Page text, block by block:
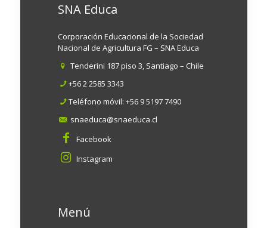
SNA Educa
Corporación Educacional de la Sociedad
Nacional de Agricultura FG – SNA Educa
Tenderini 187 piso 3, Santiago – Chile
+56 2 2585 3343
Teléfono móvil: +56 9 5197 7490
snaeduca@snaeduca.cl
Facebook
Instagram
Menú